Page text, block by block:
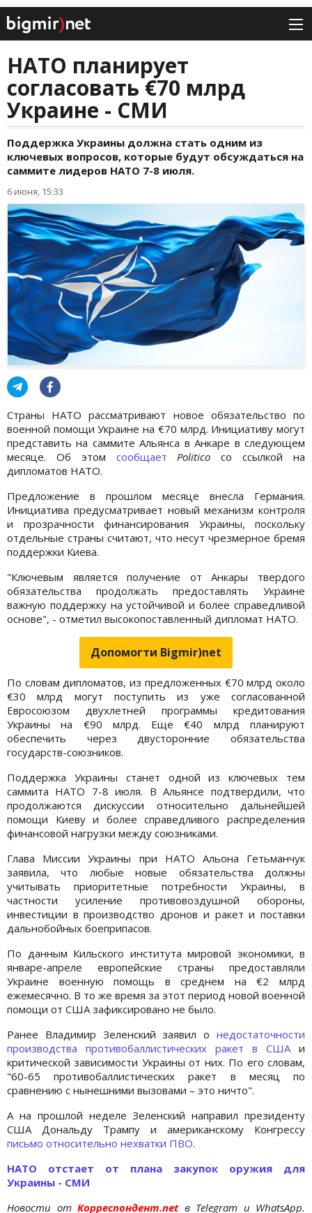
НАТО планирует
согласовать €70 млрд
Украине - СМИ
Поддержка Украины должна стать одним из
ключевых вопросов, которые будут обсуждаться на
саммите лидеров НАТО 7-8 июля.
6 июня, 15:33
Страны НАТО рассматривают новое обязательство по
военной помощи Украине на €70 млрд. Инициативу могут
представить на саммите Альянса в Анкаре в следующем
месяце. Об этом сообщает Politicoсо ссылкой на
дипломатов НАТО.
Предложение в прошлом месяце внесла Германия.
Инициатива предусматривает новый механизм контроля
и прозрачности финансирования Украины, поскольку
отдельные страны считают, что несут чрезмерное бремя
поддержки Киева.
"Ключевым является получение от Анкары твердого
обязательства продолжать предоставлять Украине
важную поддержку на устойчивой и более справедливой
основе", - отметил высокопоставленный дипломат НАТО.
Допомогти Bigmir)net
По словам дипломатов, из предложенных €70 млрд около
€30 млрд могут поступить из уже согласованной
Евросоюзом двухлетней программы кредитования
Украины на €90 млрд. Еще €40 млрд планируют
обеспечить через двусторонние обязательства
государств-союзников.
Поддержка Украины станет одной из ключевых тем
саммита НАТО 7-8 июля. В Альянсе подтвердили, что
продолжаются дискуссии относительно дальнейшей
помощи Киеву и более справедливого распределения
финансовой нагрузки между союзниками.
Глава Миссии Украины при НАТО Альона Гетьманчук
заявила, что любые новые обязательства должны
учитывать приоритетные потребности Украины, в
частности усиление противовоздушной обороны,
инвестиции в производство дронов и ракет и поставки
дальнобойных боеприпасов.
По данным Кильского института мировой экономики, в
январе-апреле европейские страны предоставляли
Украине военную помощь в среднем на €2 млрд
ежемесячно. В то же время за этот период новой военной
помощи от США зафиксировано не было.
Ранее Владимир Зеленский заявил о недостаточности
производства противобаллистических ракет в США и
критической зависимости Украины от них. По его словам,
"60-65 противобаллистических ракет в месяц по
сравнению с нынешними вызовами – это ничто".
А на прошлой неделе Зеленский направил президенту
США Дональду Трампу и американскому Конгрессу
письмо относительно нехватки ПВО.
НАТО отстает от плана закупок оружия для
Украины - СМИ
Новости отКорреспондент.net в Telegram и WhatsApp.